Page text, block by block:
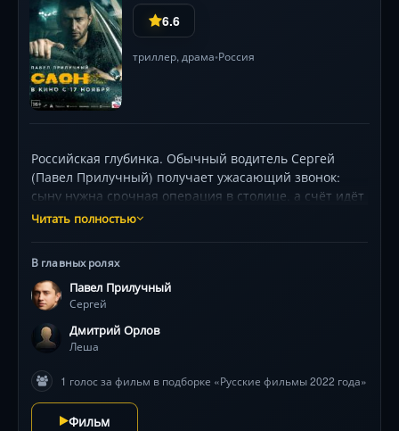
6.6
триллер, драма•Россия
Российская глубинка. Обычный водитель Сергей
(Павел Прилучный) получает ужасающий звонок:
сыну нужна срочная операция в столице, а счёт идёт
на минуты. Герой бросается в путь на машине с
нарастает: за ним охотятся неизвестные, дорога таит
ловушки, а тень прошлого настигает в самых
неожиданных местах. Часы тикают безжалостно, и
даже правоохранители вызывают вопросы. Успеет
ли он доставить деньги до закрытия операционного
ночной трассы и визуально мощные сцены
преследования держат в напряжении до финала.
Читать полностью
В главных ролях
Павел Прилучный
Сергей
Дмитрий Орлов
Леша
1 голос за фильм в подборке «Русские фильмы 2022 года»
Фильм